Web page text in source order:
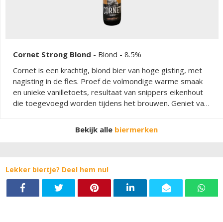
Cornet Strong Blond - Blond - 8.5%
Cornet is een krachtig, blond bier van hoge gisting, met
nagisting in de fles. Proef de volmondige warme smaak
en unieke vanilletoets, resultaat van snippers eikenhout
die toegevoegd worden tijdens het brouwen. Geniet van
ridders van de goede smaak.
Bekijk alle biermerken
Lekker biertje? Deel hem nu!